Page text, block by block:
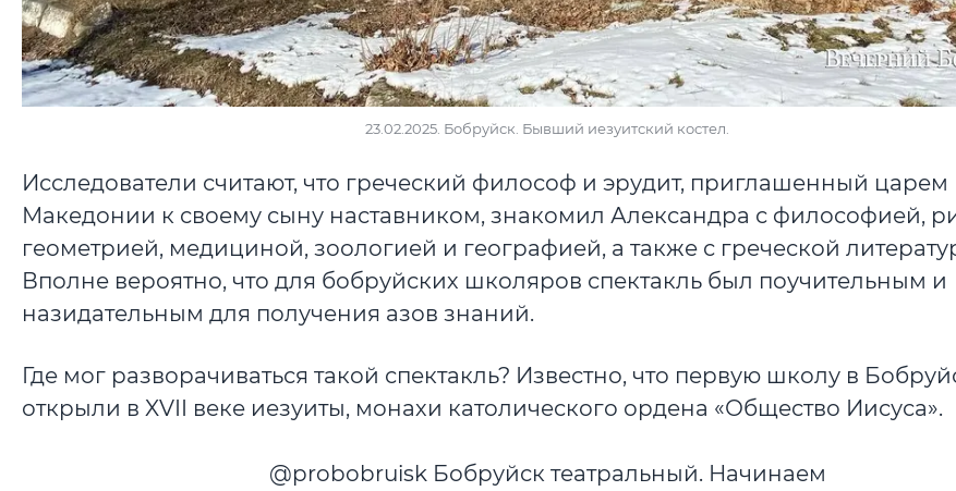
23.02.2025. Бобруйск. Бывший иезуитский костел.
Исследователи считают, что греческий философ и эрудит, приглашенный царем
Македонии к своему сыну наставником, знакомил Александра с философией,
геометрией, медициной, зоологией и географией, а также с греческой
Вполне вероятно, что для бобруйских школяров спектакль был поучительным и
назидательным для получения азов знаний.
Где мог разворачиваться такой спектакль? Известно, что первую школу в
открыли в XVII веке иезуиты, монахи католического ордена «Общество Иисуса».
@probobruisk Бобруйск театральный. Начинаем